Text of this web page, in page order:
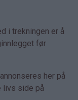
i trekningen er å
før
her på
livs side på